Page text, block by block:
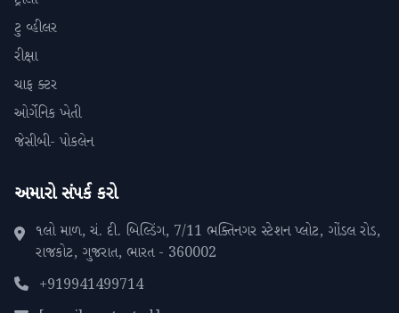
ટુ વ્હીલર
રીક્ષા
ચાફ ક્ટર
ઓર્ગેનિક ખેતી
જેસીબી- પોકલેન
અમારો સંપર્ક કરો
૧લો માળ, ચં. દી. બિલ્ડિંગ, 7/11 ભક્તિનગર સ્ટેશન પ્લોટ, ગોંડલ રોડ,
રાજકોટ, ગુજરાત, ભારત - 360002
+919941499714